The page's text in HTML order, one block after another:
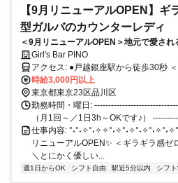
【9月リニューアルOPEN】ギ
型ガルバのカウンターレディ
＜9月リニューアルOPEN＞地元で愛さ
店長が始めるアットホームなお店！時給
絡先交換なし◎月1回～OK！未経験大歓
Girl's Bar PINO
アクセス: ●戸越銀座駅から徒歩30秒 ＜東急電鉄 | 池上線＞ ---------- ●
戸越駅から徒歩3分 ＜都営地下鉄 | 浅草線＞ ---------- ●荏原中
徒歩10分 ＜東急電鉄 | 池上線＞ ---------- ●戸越公園駅から徒歩10分 ＜
東急電鉄 | 大井町線＞ ---------- ●武蔵小山駅から徒歩13分 ＜東急電鉄 |
目黒線/東急新横浜線＞ ---------- ●五反田駅から徒歩15分 ＜JR | 山手線
時給3,000円以上
東京都東京23区品川区
勤務時間・曜日:
（月1回～／1日3h～OKです♪）
仕事内容:
リニューアルOPEN✨ ＜ギラギラ感ゼ
＼とにかく優しい...
週1日からOK シフト自由 駅近5分以内 シフト